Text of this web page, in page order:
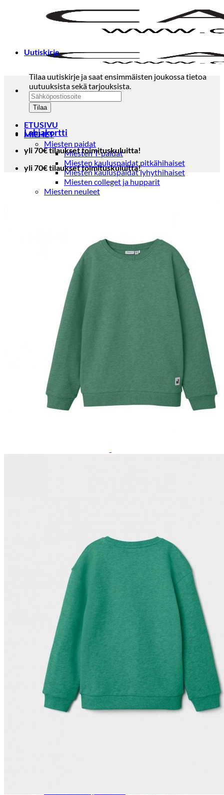
ETUSIVU
MIEHET
Miesten paidat
Miesten T-paidat
Miesten kauluspaidat pitkähihaiset
Miesten kauluspaidat lyhythihaiset
Miesten colleget ja hupparit
Miesten neuleet
Puvuntakit ja blazerit
Miesten housut
Miesten housut
Miesten farkut
Miesten collegehousut
Miesten shortsit
Miesten asusteet
Vyöt ja olkaimet
Solmiot, rusetit ja taskuliinat
Miesten päähineet, huivit ja käsineet
Miesten yöasut ja alusvaatteet
Miesten takit
Miesten nahkatakit
Miesten kevät-ja syystakit
Miesten villakangastakit
Naisten mekot ja hameet
Mekot
Hameet
Naisten housut
Leggingsit ja collegehousut
Naisten housut
Naisten farkut
Caprit ja shortsit
Naisten asusteet
Vyöt ja korut
Naisten päähineet, huivit ja käsineet
Naisten yöasut ja alusvaatteet
Naisten alusvaatteet
Sukat ja sukkahousut
Naisten yöasut
Naisten aamutakit ja kylpytakit
Naisten takit
Naisten kevät-ja syystakit
Naisten nahkatakit
Naisten talvitakit
Uutiskirje
Tilaa uutiskirje ja saat ensimmäisten joukossa tietoa
uutuuksista sekä tarjouksista.
Lahjakortti
yli 70€ tilaukset toimituskuluitta!
yli 70€ tilaukset toimituskuluitta!